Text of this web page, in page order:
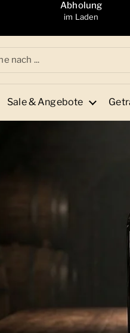
Abholung
im Laden
Sale & Angebote